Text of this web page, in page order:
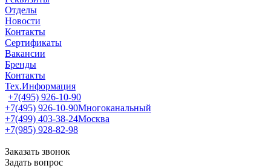
Отделы
Новости
Контакты
Сертификаты
Вакансии
Бренды
Контакты
Тех.Информация
+7(495) 926-10-90
+7(495) 926-10-90Многоканальный
+7(499) 403-38-24Москва
+7(985) 928-82-98
Заказать звонок
Задать вопрос